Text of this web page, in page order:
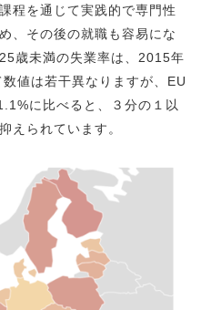
程を通じて実践的で専門性
、その後の就職も容易にな
歳未満の失業率は、2015年
値は若干異なりますが、EU
に比べると、３分の１以
えられています。